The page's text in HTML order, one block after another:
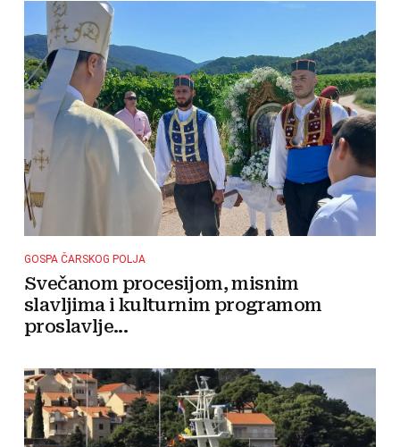
GOSPA ČARSKOG POLJA
Svečanom procesijom, misnim
slavljima i kulturnim programom
proslavlje...